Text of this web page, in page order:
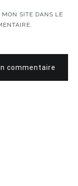
SITE DANS LE
commentaire